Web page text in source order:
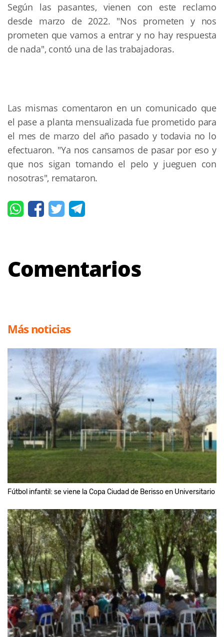
Según las pasantes, vienen con este reclamo
desde marzo de 2022. "Nos prometen y nos
prometen que vamos a entrar y no hay respuesta
de nada", contó una de las trabajadoras.
Las mismas comentaron en un comunicado que
el pase a planta mensualizada fue prometido para
el mes de marzo del año pasado y todavia no lo
efectuaron. "Ya nos cansamos de pasar por eso y
que nos sigan tomando el pelo y jueguen con
nosotras", remataron.
Comentarios
Más noticias
Fútbol infantil: se viene la Copa Ciudad de Berisso en Universitario